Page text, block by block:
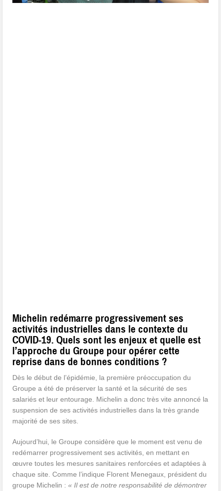
Michelin redémarre progressivement ses
activités industrielles dans le contexte du
COVID-19. Quels sont les enjeux et quelle est
l’approche du Groupe pour opérer cette
reprise dans de bonnes conditions ?
Dès le début de l’épidémie, la première préoccupation du
Groupe a été de préserver la santé et la sécurité de ses
salariés et leur entourage. Michelin a donc très vite annoncé la
suspension de ses activités industrielles dans la très grande
majorité de ses sites.
Aujourd’hui, le Groupe considère que le moment est venu de
redémarrer progressivement ses activités, en mettant en
œuvre toutes les mesures sanitaires renforcées et adaptées à
chaque site. Comme l’indique Florent Menegaux, président du
groupe Michelin :« Il est de notre responsabilité de démontrer